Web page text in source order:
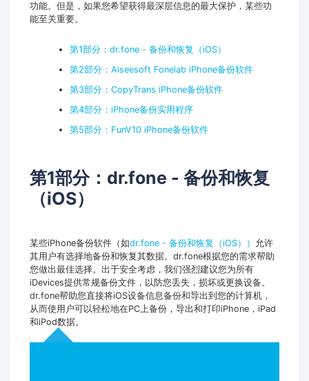
功能。但是，如果您希望获得最深层信息的最大保护，某些功
能至关重要。
第1部分：dr.fone - 备份和恢复（iOS）
第2部分：Aiseesoft Fonelab iPhone备份软件
第3部分：CopyTrans iPhone备份软件
第4部分：iPhone备份实用程序
第5部分：FunV10 iPhone备份软件
第1部分：dr.fone - 备份和恢复
（iOS）
某些iPhone备份软件（如dr.fone - 备份和恢复（iOS）） 允许
其用户有选择地备份和恢复其数据。dr.fone根据您的需求帮助
您做出最佳选择。出于安全考虑，我们强烈建议您为所有
iDevices提供常规备份文件，以防您丢失，损坏或更换设备。
dr.fone帮助您直接将iOS设备信息备份和导出到您的计算机，
从而使用户可以轻松地在PC上备份，导出和打印iPhone，iPad
和iPod数据。